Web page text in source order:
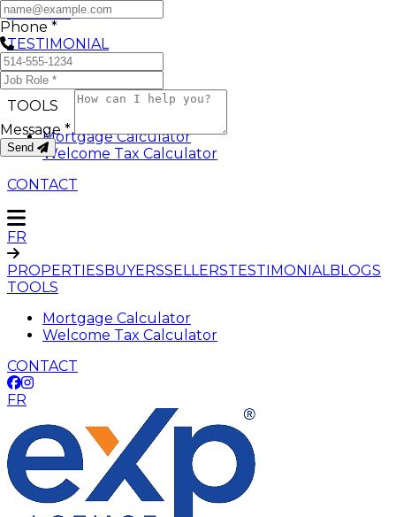
SELLERS
TESTIMONIAL
BLOGS
TOOLS
Mortgage Calculator
Welcome Tax Calculator
CONTACT
FR
PROPERTIESBUYERSSELLERSTESTIMONIALBLOGS
TOOLS
Mortgage Calculator
Welcome Tax Calculator
CONTACT
FR
Phone *
Message *
Send